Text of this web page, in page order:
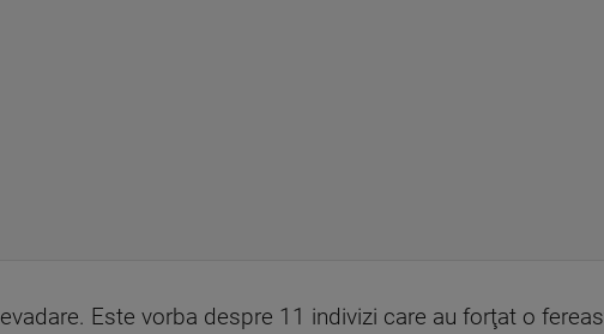
Este vorba despre 11 indivizi care au forţat o